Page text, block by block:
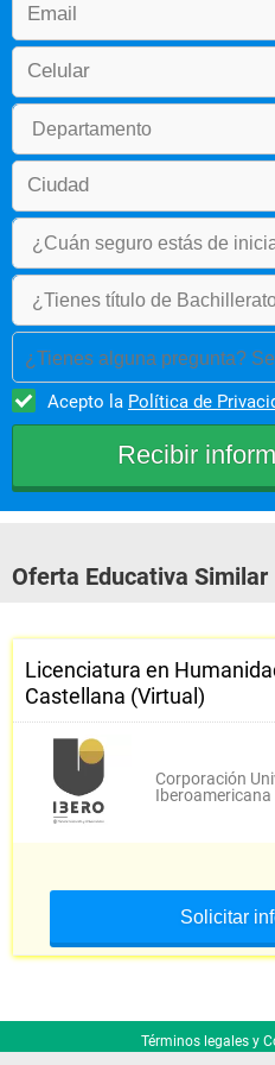
una concepción holística y
internacional.
¿Tienes alguna pregunta?
Acepto la Política de
Oferta Educativa Similar
Licenciatura en
Castellana (Virtual)
Corporación
Iberoamericana
Solicitar
Términos legales y